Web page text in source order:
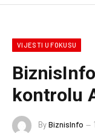
VIJESTI U FOKUSU
kontrolu
ByBiznisInfo